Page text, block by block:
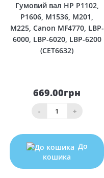
Гумовий вал HP P1102,
P1606, M1536, M201,
M225, Canon MF4770, LBP-
6000, LBP-6020, LBP-6200
(CET6632)
669.00грн
- +
До
кошика